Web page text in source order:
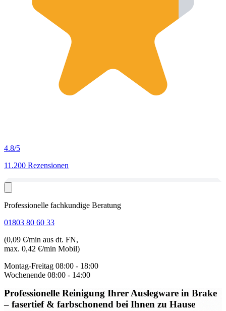
4.8/5
11.200 Rezensionen
Professionelle fachkundige Beratung
01803 80 60 33
(0,09 €/min aus dt. FN,
max. 0,42 €/min Mobil)
Montag-Freitag 08:00 - 18:00
Wochenende 08:00 - 14:00
Professionelle Reinigung Ihrer Auslegware in Brake
– fasertief & farbschonend bei Ihnen zu Hause